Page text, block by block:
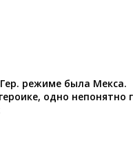
режиме была Мекса.
одно